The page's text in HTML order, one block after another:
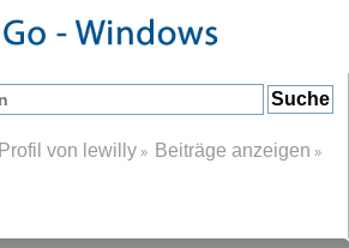
Profil von lewilly » Beiträge anzeigen »